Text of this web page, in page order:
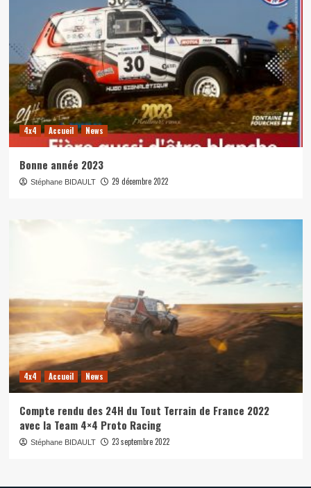
4x4 Accueil News
Bonne année 2023
Stéphane BIDAULT 29 décembre 2022
4x4 Accueil News
Compte rendu des 24H du Tout Terrain de France 2022
avec la Team 4×4 Proto Racing
Stéphane BIDAULT 23 septembre 2022